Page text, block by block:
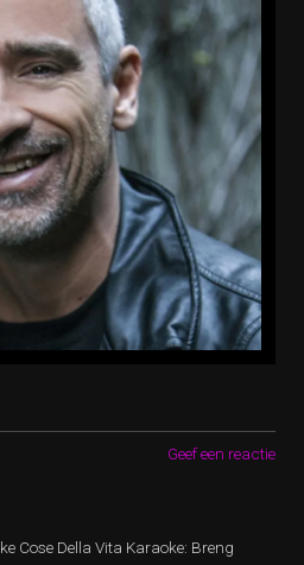
Geef een reactie
Cose Della Vita Karaoke: Breng